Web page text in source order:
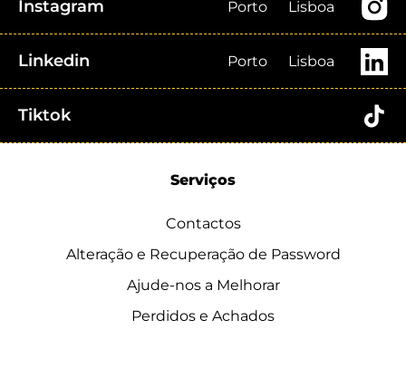
Instagram Porto Lisboa
Linkedin Porto Lisboa
Tiktok
Serviços
Contactos
Alteração e Recuperação de Password
Ajude-nos a Melhorar
Perdidos e Achados